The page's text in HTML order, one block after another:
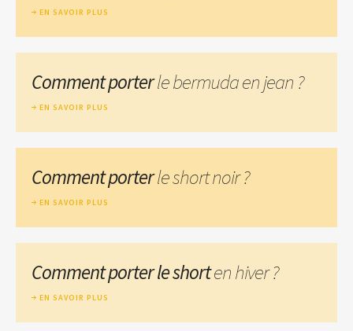
EN SAVOIR PLUS
Comment porterle bermuda en jean ?
EN SAVOIR PLUS
Comment porterle short noir ?
EN SAVOIR PLUS
Comment porter le shorten hiver ?
EN SAVOIR PLUS